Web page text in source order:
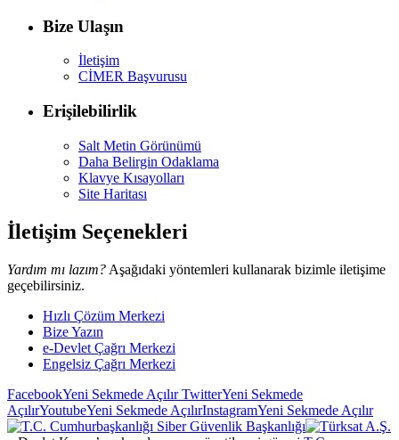
Bize Ulaşın
İletişim
CİMER Başvurusu
Erişilebilirlik
Salt Metin Görünümü
Daha Belirgin Odaklama
Klavye Kısayolları
Site Haritası
İletişim Seçenekleri
Yardım mı lazım? Aşağıdaki yöntemleri kullanarak bizimle iletişime
geçebilirsiniz.
Hızlı Çözüm Merkezi
Bize Yazın
e-Devlet Çağrı Merkezi
Engelsiz Çağrı Merkezi
FacebookYeni Sekmede AçılırTwitterYeni Sekmede
AçılırYoutubeYeni Sekmede AçılırInstagramYeni Sekmede Açılır